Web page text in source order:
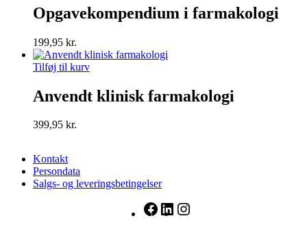
Opgavekompendium i farmakologi
199,95 kr.
Tilføj til kurv
Anvendt klinisk farmakologi
399,95 kr.
Kontakt
Persondata
Salgs- og leveringsbetingelser
Facebook
LinkedIn